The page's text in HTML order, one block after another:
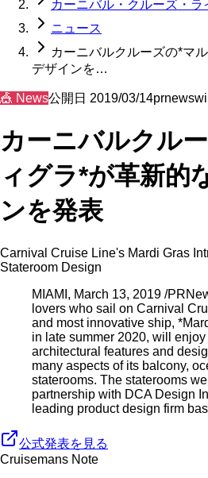
カーニバル・クルーズ・ラ
ニュース
カーニバルクルーズの*マ
デザインを…
🎪 News公開日 2019/03/14
カーニバルクル
ィグラ*が革新的
ンを発表
Carnival Cruise Line's Mardi Gras
Stateroom Design
MIAMI, March 13, 2019 /
lovers who sail on Carnival
and most innovative ship,
in late summer 2020, will
architectural features and
many aspects of its balcony,
staterooms. The staterooms
partnership with DCA Design
leading product design firm
公式発表を見る
Cruisemans Note